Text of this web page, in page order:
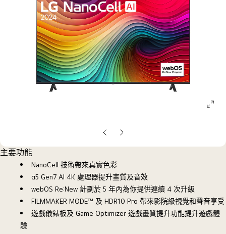
上
一
張
投
影
片
下
一
投
影
片
主要功能
NanoCell 技術帶來真實色彩
α5 Gen7 AI 4K 處理器提升畫質及音效
webOS Re:New 計劃於 5 年內為你提供連續 4 次升級
FILMMAKER MODE™ 及 HDR10 Pro 帶來影院級視覺和聲音享受
遊戲儀錶板及 Game Optimizer 遊戲畫質提升功能提升遊戲體
驗